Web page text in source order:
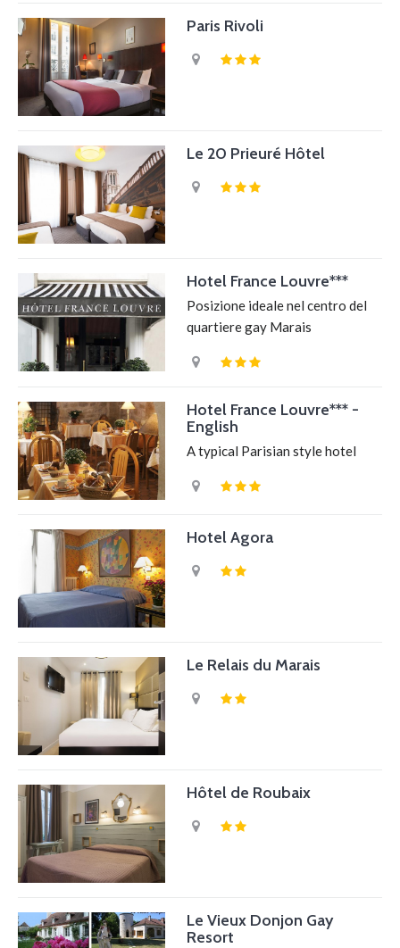
Paris Rivoli
Le 20 Prieuré Hôtel
Hotel France Louvre***
Posizione ideale nel centro del
quartiere gay Marais
Hotel France Louvre*** -
English
A typical Parisian style hotel
Hotel Agora
Le Relais du Marais
Hôtel de Roubaix
Le Vieux Donjon Gay
Resort